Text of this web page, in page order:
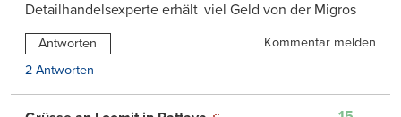
Detailhandelsexperte erhält viel Geld von der Migros
Antworten
Kommentar melden
2 Antworten